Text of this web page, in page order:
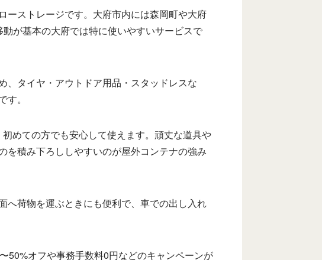
ーストレージです。大府市内には森岡町や大府
が基本の大府では特に使いやすいサービスで
、タイヤ・アウトドア用品・スタッドレスな
。
めての方でも安心して使えます。頑丈な道具や
を積み下ろししやすいのが屋外コンテナの強み
へ荷物を運ぶときにも便利で、車での出し入れ
50%オフや事務手数料0円などのキャンペーンが